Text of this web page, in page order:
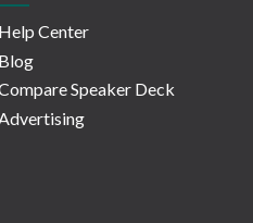
Help Center
Blog
Speaker Deck